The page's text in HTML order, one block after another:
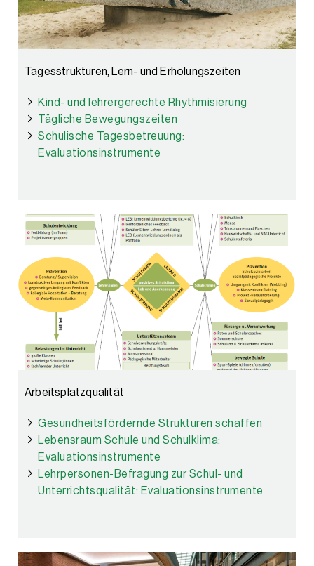
Tagesstrukturen, Lern- und Erholungszeiten
Kind- und lehrergerechte Rhythmisierung
Tägliche Bewegungszeiten
Schulische Tagesbetreuung:
Evaluationsinstrumente
Arbeitsplatzqualität
Gesundheitsfördernde Strukturen schaffen
Lebensraum Schule und Schulklima:
Evaluationsinstrumente
Lehrpersonen-Befragung zur Schul- und
Unterrichtsqualität: Evaluationsinstrumente